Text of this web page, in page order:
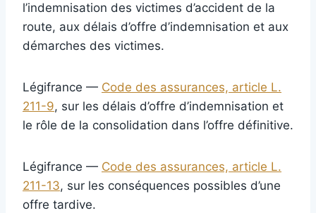
l’indemnisation des victimes d’accident de la
route, aux délais d’offre d’indemnisation et aux
démarches des victimes.
Légifrance — Code des assurances, article L.
211-9, sur les délais d’offre d’indemnisation et
le rôle de la consolidation dans l’offre définitive.
Légifrance — Code des assurances, article L.
211-13, sur les conséquences possibles d’une
offre tardive.